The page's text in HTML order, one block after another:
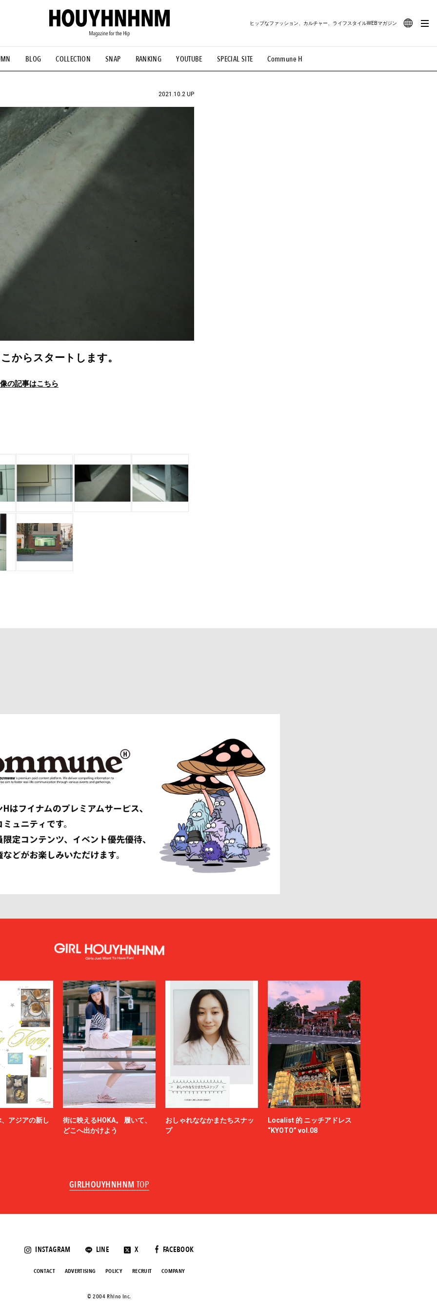
BLOG COLLECTION SNAP RANKING YOUTUBE SPECIAL SITE Commune H
ヒップなファッション、カルチャー、ライフスタイルWEBマガジン
#古着サミット #NEW VINTAGE #マイナーグッド図鑑 #路地裏てぃーん。 #MONTHLY JOURNAL
#FOCUS IT #AH.H #ととけん #FASHION #MUSIC #MOVIE #LIFESTYLE #SNEAKER #OUTDOOR
2021.10.2 UP
からスタートします。
の記事はこちら
アジアの新し
街に映えるHOKA。 履いて、
どこへ出かけよう
おしゃれななかまたちスナッ
プ
Localist 的 ニッチアドレス
“KYOTO” vol.08
GIRLHOUYHNHNM TOP
INSTAGRAM LINE X FACEBOOK
CONTACT ADVERTISING POLICY RECRUIT COMPANY
©️ 2004 Rhino Inc.